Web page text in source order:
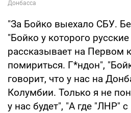
"За Бойко выехало СБУ.
"Бойко у которого
рассказывает на Первом
помириться. Г*ндон",
говорит, что у нас на
Колумбии. Только я не
у нас будет", "А где "ЛНР"